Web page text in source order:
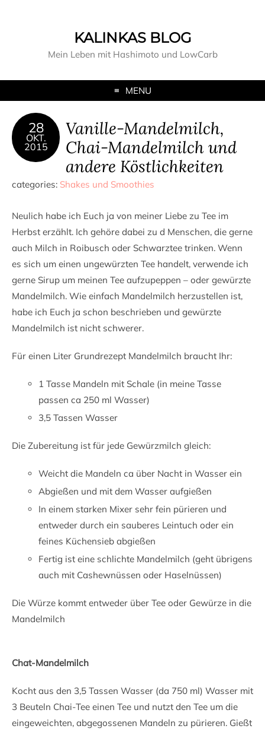
KALINKAS BLOG
Mein Leben mit Hashimoto und LowCarb
MENU
28
OKT.
2015
Vanille-Mandelmilch,
Chai-Mandelmilch und
andere Köstlichkeiten
categories: Shakes und Smoothies
Neulich habe ich Euch ja von meiner Liebe zu Tee im
Herbst erzählt. Ich gehöre dabei zu d Menschen, die gerne
auch Milch in Roibusch oder Schwarztee trinken. Wenn
es sich um einen ungewürzten Tee handelt, verwende ich
gerne Sirup um meinen Tee aufzupeppen – oder gewürzte
Mandelmilch. Wie einfach Mandelmilch herzustellen ist,
habe ich Euch ja schon beschrieben und gewürzte
Mandelmilch ist nicht schwerer.
Für einen Liter Grundrezept Mandelmilch braucht Ihr:
1 Tasse Mandeln mit Schale (in meine Tasse
passen ca 250 ml Wasser)
3,5 Tassen Wasser
Die Zubereitung ist für jede Gewürzmilch gleich:
Weicht die Mandeln ca über Nacht in Wasser ein
Abgießen und mit dem Wasser aufgießen
In einem starken Mixer sehr fein pürieren und
entweder durch ein sauberes Leintuch oder ein
feines Küchensieb abgießen
Fertig ist eine schlichte Mandelmilch (geht übrigens
auch mit Cashewnüssen oder Haselnüssen)
Die Würze kommt entweder über Tee oder Gewürze in die
Mandelmilch
Chat-Mandelmilch
Kocht aus den 3,5 Tassen Wasser (da 750 ml) Wasser mit
3 Beuteln Chai-Tee einen Tee und nutzt den Tee um die
eingeweichten, abgegossenen Mandeln zu pürieren. Gießt